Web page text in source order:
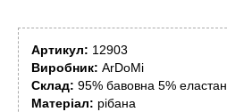
Артикул: 12903
Виробник: ArDoMi
Склад: 95% бавовна 5% еластан
Матеріал: рібана